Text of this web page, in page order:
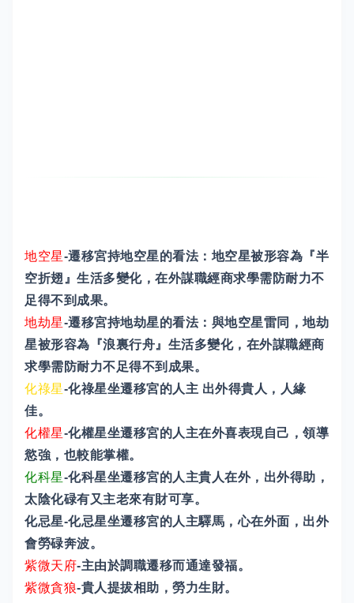
地空星-遷移宮持地空星的看法：地空星被形容為『半
空折翅』生活多變化，在外謀職經商求學需防耐力不
足得不到成果。
地劫星-遷移宮持地劫星的看法：與地空星雷同，地劫
星被形容為『浪裏行舟』生活多變化，在外謀職經商
求學需防耐力不足得不到成果。
化祿星-化祿星坐遷移宮的人主 出外得貴人，人緣
佳。
化權星-化權星坐遷移宮的人主在外喜表現自己，領導
慾強，也較能掌權。
化科星-化科星坐遷移宮的人主貴人在外，出外得助，
太陰化碌有又主老來有財可享。
化忌星-化忌星坐遷移宮的人主驛馬，心在外面，出外
會勞碌奔波。
紫微天府-主由於調職遷移而通達發福。
紫微貪狼-貴人提拔相助，勞力生財。